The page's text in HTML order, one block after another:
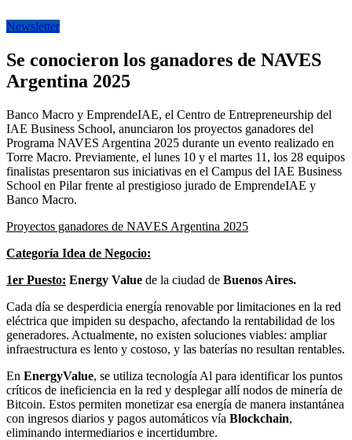
Newsletter
Se conocieron los ganadores de NAVES
Argentina 2025
Banco Macro y EmprendeIAE, el Centro de Entrepreneurship del
IAE Business School, anunciaron los proyectos ganadores del
Programa NAVES Argentina 2025 durante un evento realizado en
Torre Macro. Previamente, el lunes 10 y el martes 11, los 28 equipos
finalistas presentaron sus iniciativas en el Campus del IAE Business
School en Pilar frente al prestigioso jurado de EmprendeIAE y
Banco Macro.
Proyectos ganadores de NAVES Argentina 2025
Categoría Idea de Negocio:
1er Puesto: Energy Value de la ciudad de Buenos Aires.
Cada día se desperdicia energía renovable por limitaciones en la red
eléctrica que impiden su despacho, afectando la rentabilidad de los
generadores. Actualmente, no existen soluciones viables: ampliar
infraestructura es lento y costoso, y las baterías no resultan rentables.
En EnergyValue, se utiliza tecnología Al para identificar los puntos
críticos de ineficiencia en la red y desplegar allí nodos de minería de
Bitcoin. Estos permiten monetizar esa energía de manera instantánea
con ingresos diarios y pagos automáticos vía Blockchain,
eliminando intermediarios e incertidumbre.